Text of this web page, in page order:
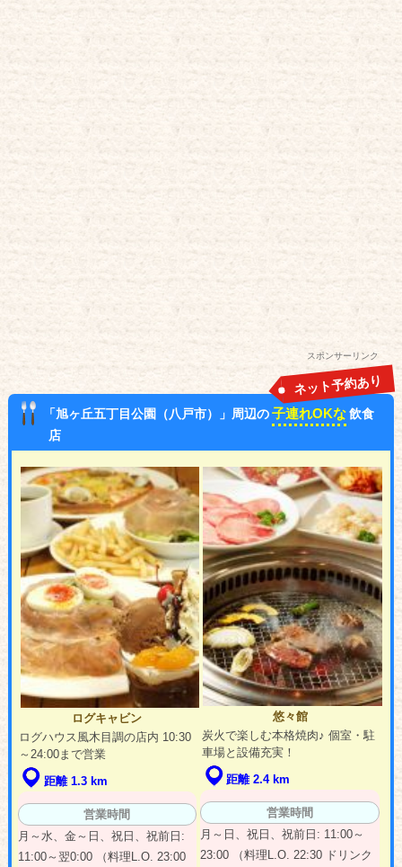
スポンサーリンク
「旭ヶ丘五丁目公園（八戸市）」周辺の子連れOKな 飲食
店
ネット予約あり
ログキャビン
ログハウス風木目調の店内 10:30
～24:00まで営業
距離 1.3 km
営業時間
月～水、金～日、祝日、祝前日:
11:00～翌0:00 （料理L.O. 23:00
悠々館
炭火で楽しむ本格焼肉♪ 個室・駐
車場と設備充実！
距離 2.4 km
営業時間
月～日、祝日、祝前日: 11:00～
23:00 （料理L.O. 22:30 ドリンク